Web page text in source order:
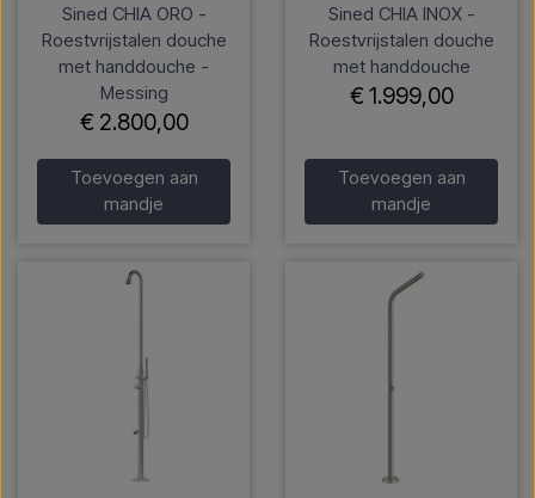
Sined CHIA ORO -
Roestvrijstalen douche
met handdouche -
Messing
€ 2.800,00
Toevoegen aan
mandje
Sined CHIA INOX -
Roestvrijstalen douche
met handdouche
€ 1.999,00
Toevoegen aan
mandje